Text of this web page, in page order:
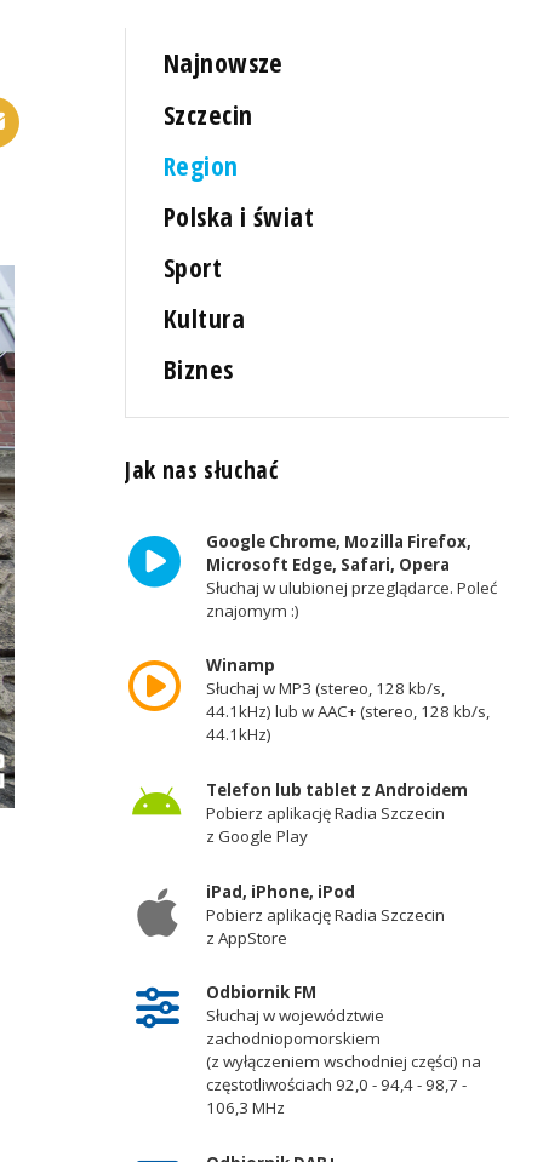
Najnowsze
Szczecin
Region
Polska i świat
Sport
Kultura
Biznes
Jak nas słuchać
Google Chrome, Mozilla Firefox,
Microsoft Edge, Safari, Opera
Słuchaj w ulubionej przeglądarce. Poleć
znajomym :)
Winamp
Słuchaj w MP3 (stereo, 128 kb/s,
44.1kHz) lub w AAC+ (stereo, 128 kb/s,
44.1kHz)
Telefon lub tablet z Androidem
Pobierz aplikację Radia Szczecin
z Google Play
iPad, iPhone, iPod
Pobierz aplikację Radia Szczecin
z AppStore
Odbiornik FM
Słuchaj w województwie
zachodniopomorskiem
(z wyłączeniem wschodniej części) na
częstotliwościach 92,0 - 94,4 - 98,7 -
106,3 MHz